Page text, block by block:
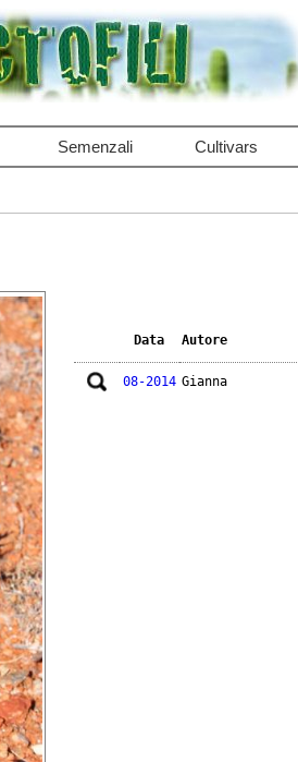
Semenzali Cultivars
Data Autore
08-2014 Gianna